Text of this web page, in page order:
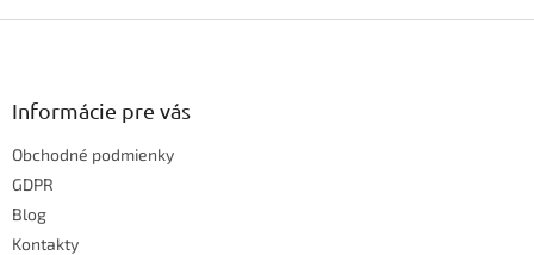
v
Z
Informácie pre vás
Obchodné podmienky
GDPR
Blog
Kontakty